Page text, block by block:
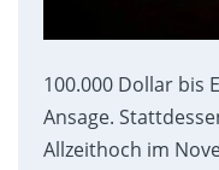
100.000 Dollar bis
Ansage.
Allzeithoch im